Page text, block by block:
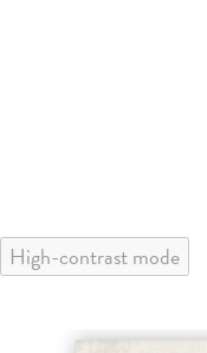
High-contrast mode